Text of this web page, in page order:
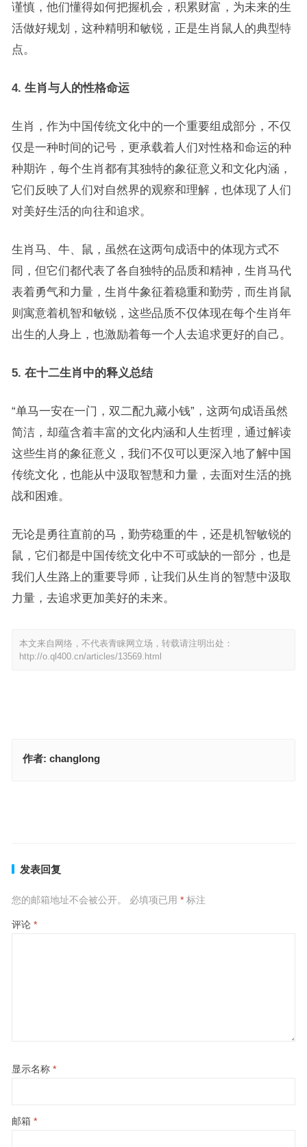
谨慎，他们懂得如何把握机会，积累财富，为未来的生
活做好规划，这种精明和敏锐，正是生肖鼠人的典型特
点。
4. 生肖与人的性格命运
生肖，作为中国传统文化中的一个重要组成部分，不仅
仅是一种时间的记号，更承载着人们对性格和命运的种
种期许，每个生肖都有其独特的象征意义和文化内涵，
它们反映了人们对自然界的观察和理解，也体现了人们
对美好生活的向往和追求。
生肖马、牛、鼠，虽然在这两句成语中的体现方式不
同，但它们都代表了各自独特的品质和精神，生肖马代
表着勇气和力量，生肖牛象征着稳重和勤劳，而生肖鼠
则寓意着机智和敏锐，这些品质不仅体现在每个生肖年
出生的人身上，也激励着每一个人去追求更好的自己。
5. 在十二生肖中的释义总结
“单马一安在一门，双二配九藏小钱”，这两句成语虽然
简洁，却蕴含着丰富的文化内涵和人生哲理，通过解读
这些生肖的象征意义，我们不仅可以更深入地了解中国
传统文化，也能从中汲取智慧和力量，去面对生活的挑
战和困难。
无论是勇往直前的马，勤劳稳重的牛，还是机智敏锐的
鼠，它们都是中国传统文化中不可或缺的一部分，也是
我们人生路上的重要导师，让我们从生肖的智慧中汲取
力量，去追求更加美好的未来。
本文来自网络，不代表青睐网立场，转载请注明出处：
http://o.ql400.cn/articles/13569.html
作者: changlong
发表回复
您的邮箱地址不会被公开。 必填项已用 *标注
评论 *
显示名称 *
邮箱 *